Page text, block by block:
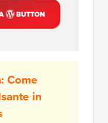
Come
in